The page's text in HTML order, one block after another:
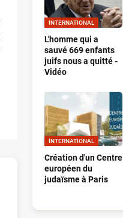
INTERNATIONAL
L'homme qui a
sauvé 669 enfants
juifs nous a quitté -
Vidéo
INTERNATIONAL
Création d'un Centre
européen du
judaïsme à Paris